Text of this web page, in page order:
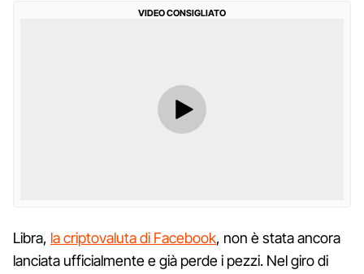
VIDEO CONSIGLIATO
Libra, la criptovaluta di Facebook, non è stata ancora
lanciata ufficialmente e già perde i pezzi. Nel giro di